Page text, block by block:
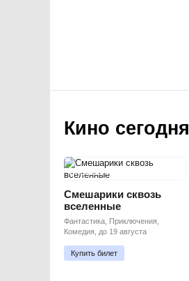
Кино сегодня
ПРЕМЬЕРА
Смешарики сквозь
вселенные
Фантастика, Приключения,
Комедия, до 19 августа
Купить билет